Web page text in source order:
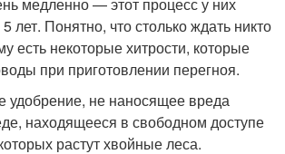
лет. Понятно, что столько ждать никто
есть некоторые хитрости, которые
при приготовлении перегноя.
удобрение, не наносящее вреда
находящееся в свободном доступе
растут хвойные леса.